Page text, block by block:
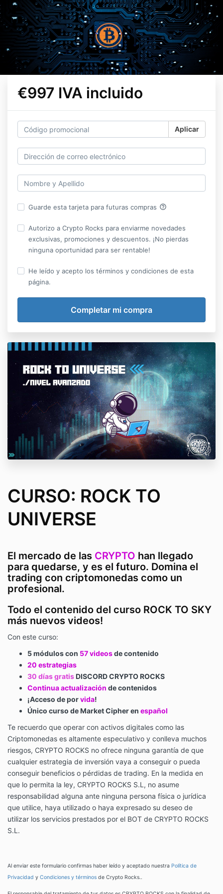
€997 IVA incluido
Aplicar
Guarde esta tarjeta para futuras compras help_outline
Autorizo a Crypto Rocks para enviarme novedades
exclusivas, promociones y descuentos. ¡No pierdas
ninguna oportunidad para ser rentable!
He leído y acepto los términos y condiciones de esta
página.
CURSO: ROCK TO
UNIVERSE
El mercado de las CRYPTO han llegado
para quedarse, y es el futuro. Domina el
trading con criptomonedas como un
profesional.
Todo el contenido del curso ROCK TO SKY
más nuevos videos!
Con este curso:
5 módulos con 57 videosde contenido
20 estrategias
30 días gratisDISCORD CRYPTO ROCKS
Continua actualización de contenidos
¡Acceso de porvida!
Único curso de Market Cipher en español
Te recuerdo que operar con activos digitales como las
Criptomonedas es altamente especulativo y conlleva muchos
riesgos, CRYPTO ROCKS no ofrece ninguna garantía de que
cualquier estrategia de inversión vaya a conseguir o pueda
conseguir beneficios o pérdidas de trading. En la medida en
que lo permita la ley, CRYPTO ROCKS S.L, no asume
responsabilidad alguna ante ninguna persona física o jurídica
que utilice, haya utilizado o haya expresado su deseo de
utilizar los servicios prestados por el BOT de CRYPTO ROCKS
S.L.
Al enviar este formulario confirmas haber leído y aceptado nuestra Política de
Privacidad y Condiciones y términos de Crypto Rocks..